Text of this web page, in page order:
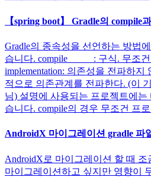
【spring boot】 Gradle의 compile
Gradle의 종속성을 선언하는 방법
습니다. compile : 구식. 무조건
implementation: 의존성을 전파
적으로 의존관계를 전파한다. (이
님) 설명에 사용되는 프로젝트에는
습니다. compile의 경우 무조건 프
AndroidX 마이그레이션 gradle 파
AndroidX로 마이그레이션 할 때
마이그레이션하고 싶지만 영향이